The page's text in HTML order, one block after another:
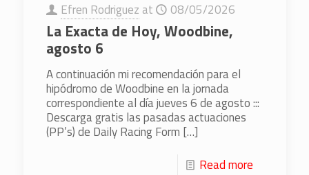
Efren Rodriguez at 08/05/2026
La Exacta de Hoy, Woodbine,
agosto 6
A continuación mi recomendación para el
hipódromo de Woodbine en la jornada
correspondiente al día jueves 6 de agosto :::
Descarga gratis las pasadas actuaciones
(PP’s) de Daily Racing Form […]
Read more